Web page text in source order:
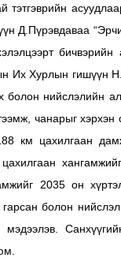
тэтгэврийн
Д.Пүрэвдаваа
бичвэрийн
Их Хурлын гишүүн
нийслэлийн
чанарыг хэрхэн
км цахилгаан
2035 он
болон